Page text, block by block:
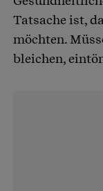
Tatsache ist,
möchten.
bleichen,